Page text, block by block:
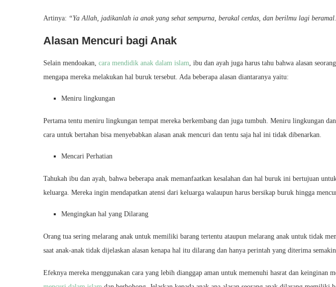
Artinya: “Ya Allah, jadikanlah ia anak yang sehat sempurna, berakal cerdas, dan berilmu lagi
Alasan Mencuri bagi Anak
Selain mendoakan, cara mendidik anak dalam islam, ibu dan ayah juga harus tahu bahwa alasan
mengapa mereka melakukan hal buruk tersebut. Ada beberapa alasan diantaranya yaitu:
Meniru lingkungan
Pertama tentu meniru lingkungan tempat mereka berkembang dan juga tumbuh. Meniru lingkungan
cara untuk bertahan bisa menyebabkan alasan anak mencuri dan tentu saja hal ini tidak dibenarkan.
Mencari Perhatian
Tahukah ibu dan ayah, bahwa beberapa anak memanfaatkan kesalahan dan hal buruk ini bertujuan
keluarga. Mereka ingin mendapatkan atensi dari keluarga walaupun harus bersikap buruk hingga
Mengingkan hal yang Dilarang
Orang tua sering melarang anak untuk memiliki barang tertentu ataupun melarang anak untuk tidak
saat anak-anak tidak dijelaskan alasan kenapa hal itu dilarang dan hanya perintah yang diterima semakin
Efeknya mereka menggunakan cara yang lebih dianggap aman untuk memenuhi hasrat dan keinginan